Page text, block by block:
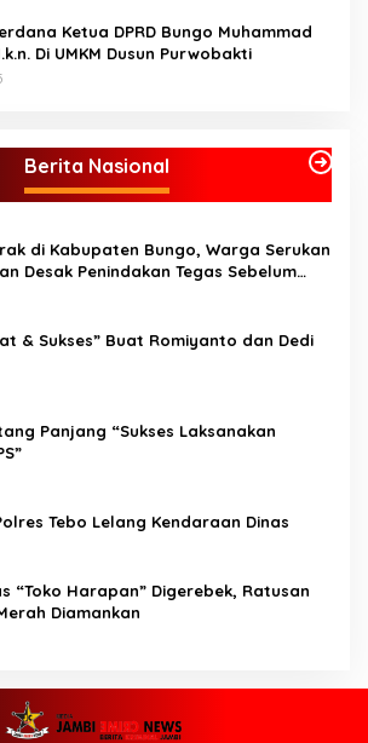
Ketua DPRD Bungo Muhammad
Di UMKM Dusun Purwobakti
Berita Nasional
di Kabupaten Bungo, Warga Serukan
Desak Penindakan Tegas Sebelum
Korban Tak berdosa.
& Sukses” Buat Romiyanto dan Dedi
Panjang “Sukses Laksanakan
Tebo Lelang Kendaraan Dinas
“Toko Harapan” Digerebek, Ratusan
Diamankan